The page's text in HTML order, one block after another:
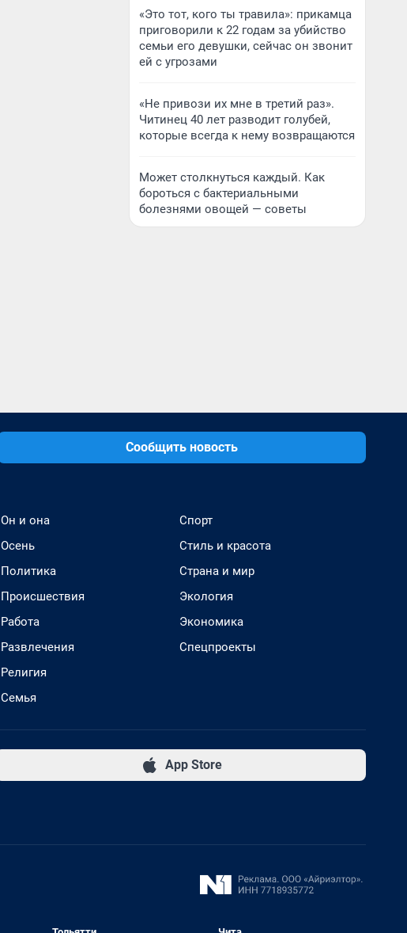
«Это тот, кого ты травила»: прикамца
приговорили к 22 годам за убийство
семьи его девушки, сейчас он звонит
ей с угрозами
«Не привози их мне в третий раз».
Читинец 40 лет разводит голубей,
которые всегда к нему возвращаются
Может столкнуться каждый. Как
бороться с бактериальными
болезнями овощей — советы
Сообщить новость
Он и она
Осень
Политика
Происшествия
Работа
Развлечения
Религия
Семья
Спорт
Стиль и красота
Страна и мир
Экология
Экономика
Спецпроекты
App Store